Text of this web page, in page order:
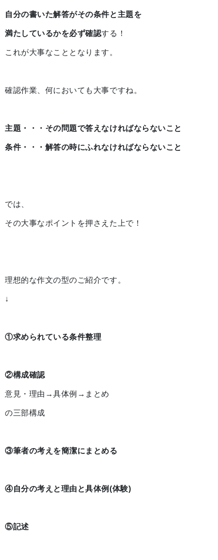
自分の書いた解答がその条件と主題を
満たしているかを必ず確認する！
これが大事なこととなります。
確認作業、何においても大事ですね。
主題・・・その問題で答えなければならないこと
条件・・・解答の時にふれなければならないこと
では、
その大事なポイントを押さえた上で！
理想的な作文の型のご紹介です。
↓
①求められている条件整理
②構成確認
意見・理由→具体例→まとめ
の三部構成
③筆者の考えを簡潔にまとめる
④自分の考えと理由と具体例(体験)
⑤記述